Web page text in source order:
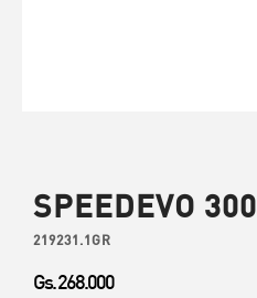
SPEEDEVO 300
219231.1GR
Gs. 268.000